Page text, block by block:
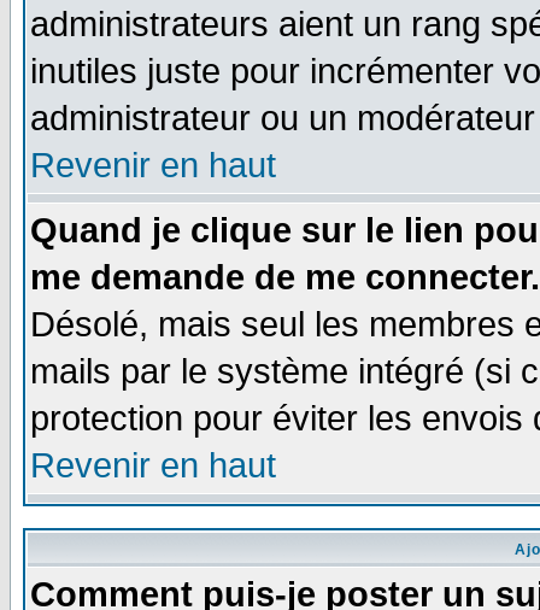
administrateurs aient un rang
inutiles juste pour incrémenter
administrateur ou un
Revenir en haut
Quand je clique sur le lien
me demande de me connecter.
Désolé, mais seul les membres
mails par le système intégré (si
protection pour éviter les
Revenir en haut
Comment puis-je poster un